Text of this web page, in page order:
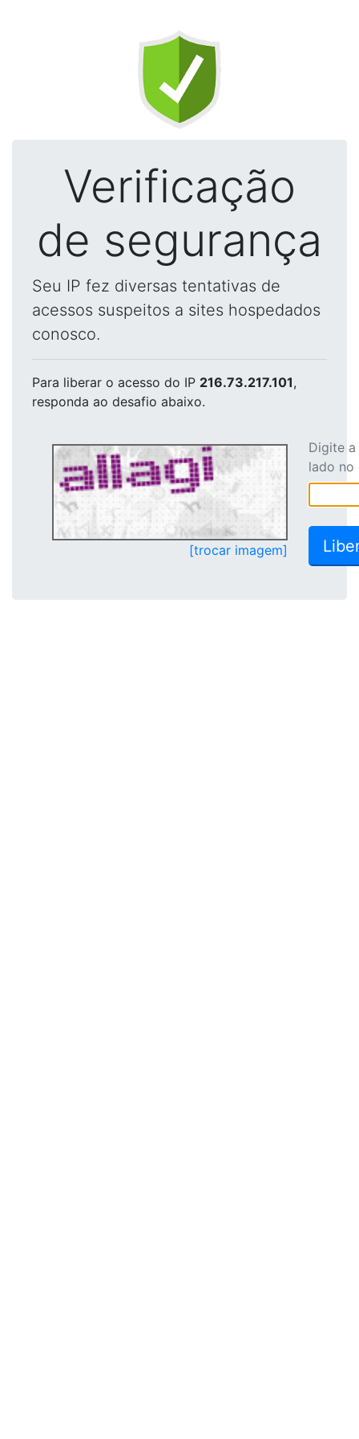
Verificação
de segurança
Seu IP fez diversas tentativas de
acessos suspeitos a sites hospedados
conosco.
Para liberar o acesso do IP 216.73.217.101,
responda ao desafio abaixo.
[trocar imagem]
Digite
lado no